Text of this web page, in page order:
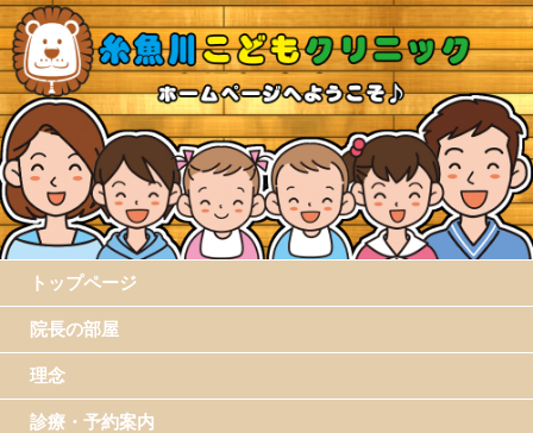
トップページ
院長の部屋
理念
診療・予約案内